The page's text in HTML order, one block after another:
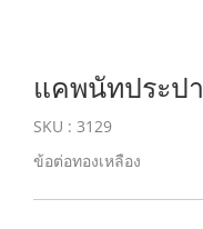
แคพนัทประปา
SKU : 3129
ข้อต่อทองเหลือง